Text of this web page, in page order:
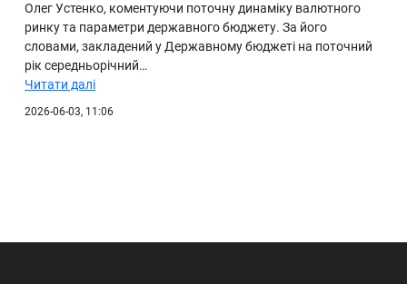
Олег Устенко, коментуючи поточну динаміку валютного
ринку та параметри державного бюджету. За його
словами, закладений у Державному бюджеті на поточний
рік середньорічний…
Читати далі
2026-06-03, 11:06